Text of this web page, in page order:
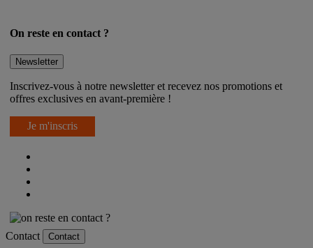
On reste en contact ?
Newsletter
Inscrivez-vous à notre newsletter et recevez nos promotions et
offres exclusives en avant-première !
Je m'inscris
Contact Contact